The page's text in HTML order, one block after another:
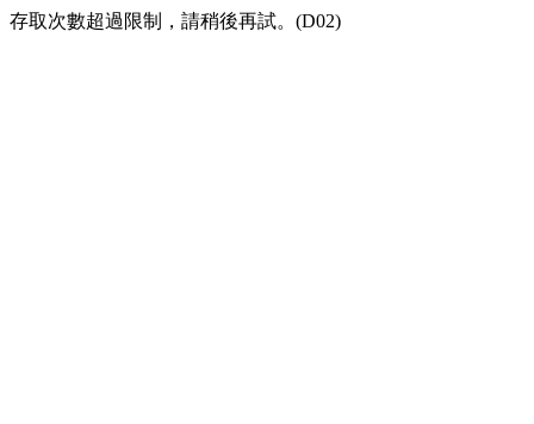
存取次數超過限制，請稍後再試。(D02)